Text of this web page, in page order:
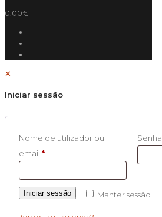
0.00€
✕
Iniciar sessão
Nome de utilizador ou
email *
Senha
Manter sessão
Iniciar sessão